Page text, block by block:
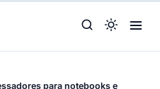
para notebooks e